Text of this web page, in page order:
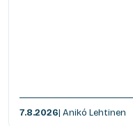
7.8.2026| Anikó Lehtinen